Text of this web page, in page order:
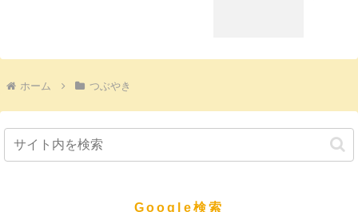
ホーム つぶやき
Google検索